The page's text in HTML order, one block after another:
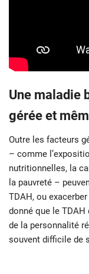
Une maladie
gérée et
Outre les facteurs
– comme
nutritionnelles, la
la pauvreté –
TDAH, ou
donné que le
de la personnalité
souvent difficile de